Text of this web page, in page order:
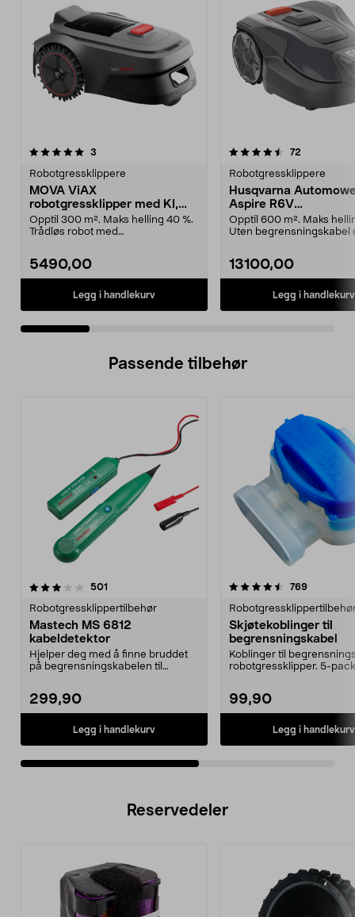
3
Robotgressklippere
MOVA ViAX
robotgressklipper med KI,
uten ledning, 300 m2
Opptil 300 m². Maks helling 40 %.
Trådløs robot med
5490,00
Legg i handlekurv
4.5 av 5 stjerner 72
Robotgressklippere
Husqvarna
Aspire R6V
robotgressklipper,
Opptil 600 m². Maks
Uten begrensningskabel
13100,00
Legg i handlekurv
4.5 av 5 stjerner
Passende tilbehør
501
Robotgressklippertilbehør
Mastech MS 6812
kabeldetektor
Hjelper deg med å finne bruddet
på begrensningskabelen til
299,90
Legg i handlekurv
4.5av 5 stjerner 769
Skjøtekoblinger til
begrensningskabel
Koblinger til
robotgressklipper. 5-
99,90
Legg i handlekurv
4.5av 5 stjerner
Reservedeler